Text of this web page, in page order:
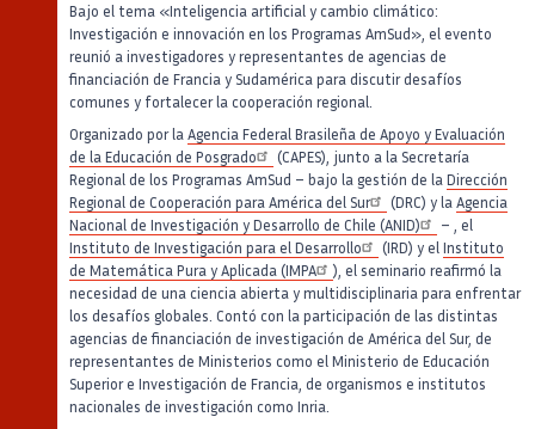
Bajo el tema «Inteligencia artificial y cambio climático:
Investigación e innovación en los Programas AmSud», el evento
reunió a investigadores y representantes de agencias de
financiación de Francia y Sudamérica para discutir desafíos
comunes y fortalecer la cooperación regional.
Organizado por la Agencia Federal Brasileña de Apoyo y Evaluación
de la Educación de Posgrado
(CAPES), junto a la Secretaría
Regional de los Programas AmSud – bajo la gestión de la Dirección
Regional de Cooperación para América del Sur
(DRC) y la Agencia
Nacional de Investigación y Desarrollo de Chile (ANID)
– , el
Instituto de Investigación para el Desarrollo
(IRD) y el Instituto
de Matemática Pura y Aplicada (IMPA
), el seminario reafirmó la
necesidad de una ciencia abierta y multidisciplinaria para enfrentar
los desafíos globales. Contó con la participación de las distintas
agencias de financiación de investigación de América del Sur, de
representantes de Ministerios como el Ministerio de Educación
Superior e Investigación de Francia, de organismos e institutos
nacionales de investigación como Inria.